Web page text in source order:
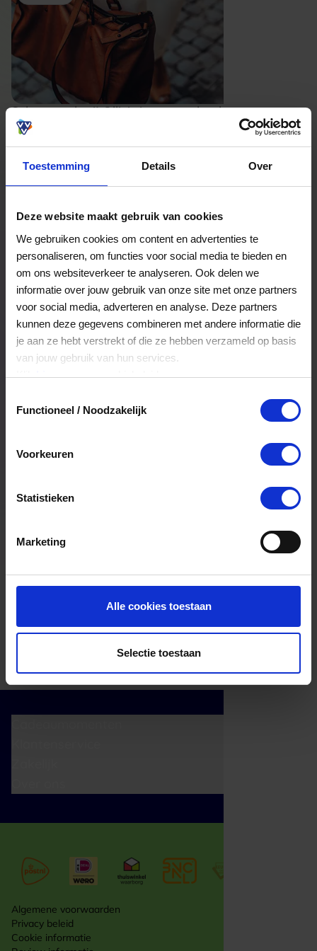
Toestemming Details Over
Deze website maakt gebruik van cookies
We gebruiken cookies om content en advertenties te
personaliseren, om functies voor social media te bieden en
om ons websiteverkeer te analyseren. Ook delen we
informatie over jouw gebruik van onze site met onze partners
voor social media, adverteren en analyse. Deze partners
kunnen deze gegevens combineren met andere informatie die
je aan ze hebt verstrekt of die ze hebben verzameld op basis
van jouw gebruik van hun services.
Klikhiervoor ons cookiebeleid.
Functioneel / Noodzakelijk
Voorkeuren
Statistieken
Marketing
Alle cookies toestaan
Selectie toestaan
Schoenmakerij Ollie’s is een ambachtelijke
schoenmaker in Breda waar aandacht voor
kwaliteit en duurzaamheid meteen opvalt. Je
schoenreparaties, van zolen en hakken tot leer
dat weer fris en verzorgd oogt, maar ook voor
van kleine lederwaren zoals tassen, riemen en
plek waar favoriete schoenen niet zomaar
worden afgeschreven, maar met zorg een nieuw
leven krijgen. Dat maakt Ollie’s extra aantrekkelijk
voor bezoekers die houden van degelijk vakwerk,
persoonlijk advies en spullen die weer jarenlang
mee kunnen.
Bekijk website
Bekijk welke kaarten wij accepteren
Moerwijk 14-A
0628111312
Bekijk route
Algemene voorwaarden
Privacy beleid
Cookie informatie